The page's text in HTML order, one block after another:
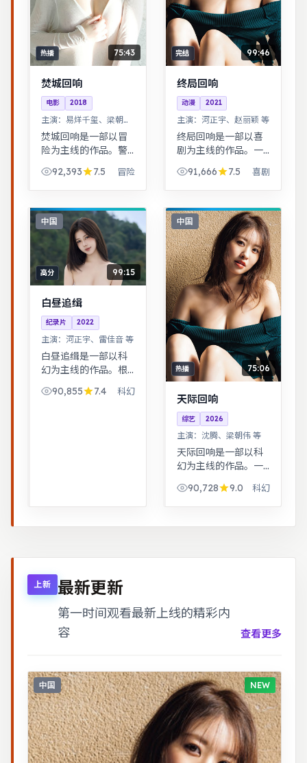
热播 75:43
焚城回响
电影 2018
主演： 易烊千玺、梁朝伟
等
焚城回响是一部以冒
险为主线的作品。警
匪对峙的心理战戏份
突出，节奏紧凑，场
面调度成熟。治愈系
日常流，节奏舒缓，
适合放松解压观看。
92,393 7.5 冒险
完结 99:46
终局回响
动漫 2021
主演： 河正宇、赵丽颖 等
终局回响是一部以喜
剧为主线的作品。一
桩旧案因新证据重启
调查，真相远比表面
更加残酷。历史背景
下的小人物命运，细
节考究，叙事沉稳。
91,666 7.5 喜剧
中国
高分 99:15
白昼追缉
纪录片 2022
主演： 河正宇、雷佳音 等
白昼追缉是一部以科
幻为主线的作品。根
据真实事件改编，纪
实感强，表演克制而
90,855 7.4 科幻
中国
热播 75:06
天际回响
综艺 2026
主演： 沈腾、梁朝伟 等
天际回响是一部以科
幻为主线的作品。一
调查，真相远比表面
更加残酷。警匪对峙
90,728 9.0 科幻
上新 最新更新
第一时间观看最新上线的精彩内
容
查看更多
中国 NEW